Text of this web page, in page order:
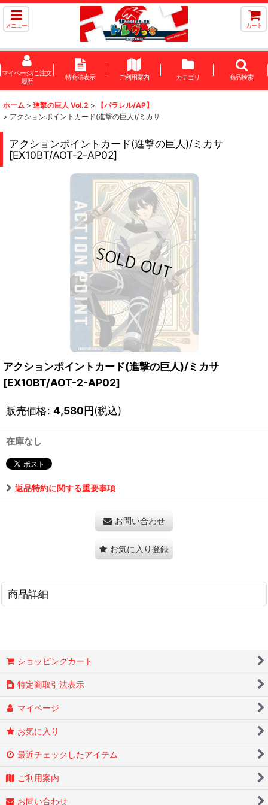
メニュー カート
マイページ/ご注文
履歴
特商法表示 ご利用案内 カテゴリ 商品検索
ホーム > 進撃の巨人 Vol.2 >
【パラレル/AP】
> アクションポイントカード(進撃の巨人)/ミカサ
アクションポイントカード(進撃の巨人)/ミカサ
[EX10BT/AOT-2-AP02]
アクションポイントカード(進撃の巨人)/ミカサ
[EX10BT/AOT-2-AP02]
販売価格: 4,580円(税込)
在庫なし
返品特約に関する重要事項
お問い合わせ
お気に入り登録
商品詳細
ショッピングカート
特定商取引法表示
マイページ
お気に入り
最近チェックしたアイテム
ご利用案内
お問い合わせ